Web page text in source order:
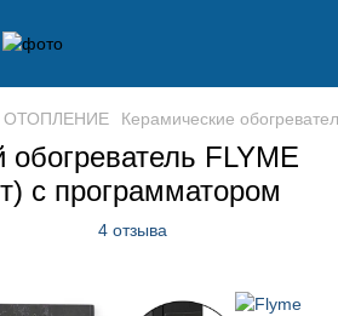
ОТОПЛЕНИЕ Керамические
обогреватель FLYME
с программатором
4 отзыва